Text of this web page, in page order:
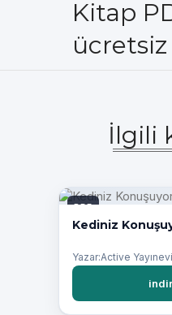
Kitap
ücretsiz
İlgili
PDF
Kediniz
Yazar:Active Yayınevi